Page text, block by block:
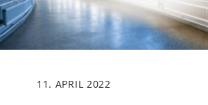
11. APRIL 2022